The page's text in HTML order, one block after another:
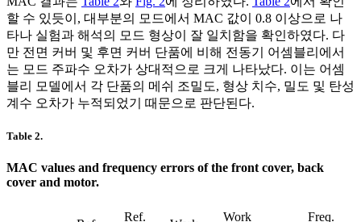
할 수 있듯이, 대부분의 모드에서 MAC 값이 0.8 이상으로 나
타나 실험과 해석의 모드 형상이 잘 일치함을 확인하였다. 다
만 전면 커버 및 후면 커버 단품에 비해 전동기 어셈블리에서
는 모드 주파수 오차가 상대적으로 크게 나타났다. 이는 어셈
블리 모델에서 각 단품의 메쉬 조밀도, 형상 치수, 밀도 및 탄성
계수 오차가 누적되었기 때문으로 판단된다.
Table 2.
MAC values and frequency errors of the front cover, back
cover and motor.
Ref.
Work
Freq.